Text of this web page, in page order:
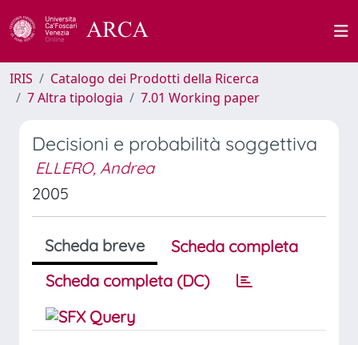
IRIS
Catalogo dei Prodotti della Ricerca
7 Altra tipologia
7.01 Working paper
Decisioni e probabilità soggettiva
ELLERO, Andrea
2005
Scheda breve
Scheda completa
Scheda completa (DC)